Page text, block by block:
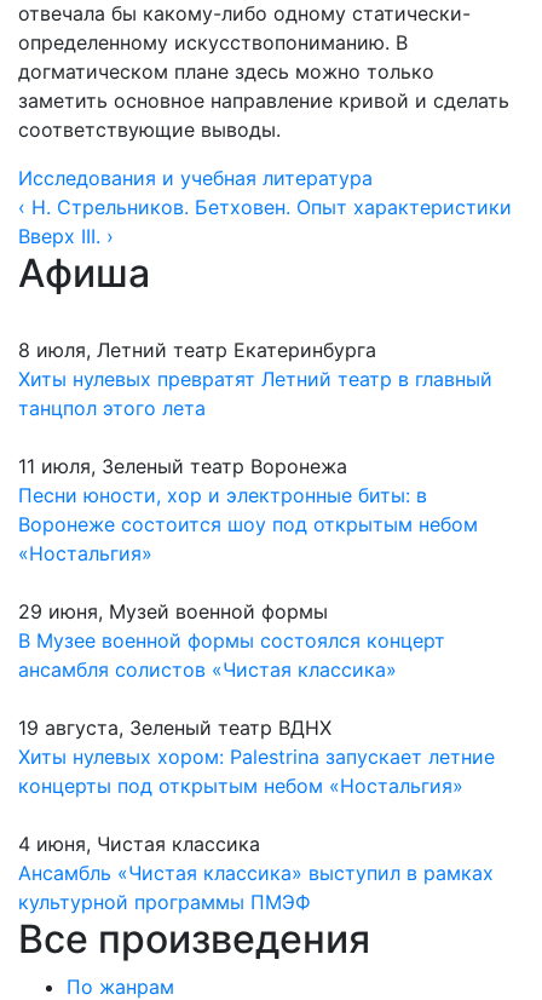
отвечала бы какому-либо одному статически-
определенному искусствопониманию. В
догматическом плане здесь можно только
заметить основное направление кривой и сделать
соответствующие выводы.
Исследования и учебная литература
‹ Н. Стрельников. Бетховен. Опыт характеристики
Вверх III. ›
Афиша
8 июля, Летний театр Екатеринбурга
Хиты нулевых превратят Летний театр в главный
танцпол этого лета
11 июля, Зеленый театр Воронежа
Песни юности, хор и электронные биты: в
Воронеже состоится шоу под открытым небом
«Ностальгия»
29 июня, Музей военной формы
В Музее военной формы состоялся концерт
ансамбля солистов «Чистая классика»
19 августа, Зеленый театр ВДНХ
Хиты нулевых хором: Palestrina запускает летние
концерты под открытым небом «Ностальгия»
4 июня, Чистая классика
Ансамбль «Чистая классика» выступил в рамках
культурной программы ПМЭФ
Все произведения
По жанрам